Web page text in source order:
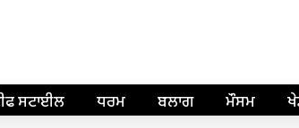
ਸਟਾਈਲ ਧਰਮ ਬਲਾਗ ਮੌਸਮ